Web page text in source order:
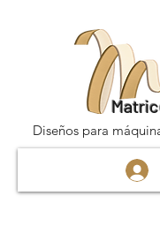
Diseños para